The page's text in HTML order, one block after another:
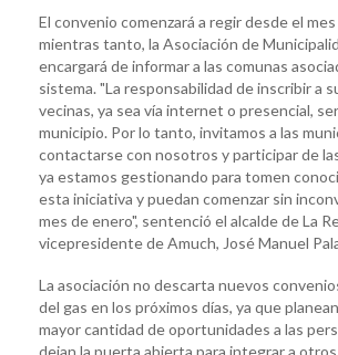
El convenio comenzará a regir desde el
mientras tanto, la Asociación de
encargará de informar a las comunas
sistema. "La responsabilidad de inscribir a
vecinas, ya sea vía internet o presencial,
municipio. Por lo tanto, invitamos a las
contactarse con nosotros y participar de
ya estamos gestionando para tomen
esta iniciativa y puedan comenzar sin
mes de enero", sentenció el alcalde de La
vicepresidente de Amuch, José Manuel
La asociación no descarta nuevos
del gas en los próximos días, ya que
mayor cantidad de oportunidades a las
dejan la puerta abierta para integrar a